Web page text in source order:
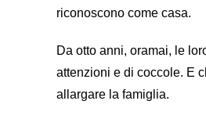
riconoscono come casa.
Da otto anni, oramai, le
attenzioni e di coccole. E
allargare la famiglia.